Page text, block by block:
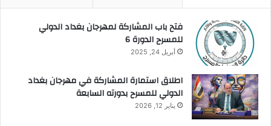
فتح باب المشاركة لمهرجان بغداد الدولي
للمسرح الدورة 6
أبريل 24, 2025
اطلاق استمارة المشاركة في مهرجان بغداد
الدولي للمسرح بدورته السابعة
يناير 12, 2026